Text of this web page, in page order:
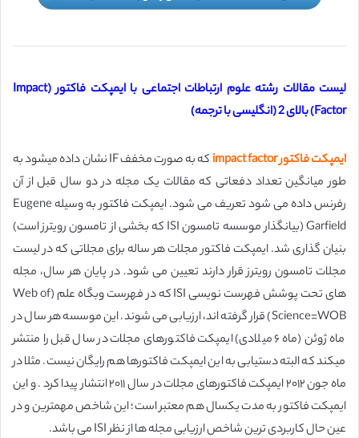
لیست مقالات رشته علوم ارتباطات اجتماعی با ایمپکت فاکتور (Impact
Factor) بالای 2 (انگلیسی با ترجمه)
ایمپکت فاکتور impact factor
که به صورت مخفف IF نشان داده میشود به
طور میانگین تعداد دفعاتی که مقالات یک مجله در دو سال قبل از آن
رفرنس داده می شود تعریف می شود. ایمپکت فاکتور به وسیله Eugene
Garfield (بیانگذار موسسه تامسون ISI که بخشی از تامسون رویترز است)
بنیان گذاری شد. ایمپکت فاکتور مجلات هر ساله برای مجلاتی که در لیست
مجلات تامسون رویترز قرار دارند تعیین می شود. در پایان هر سال، مجله
های تحت پوشش فهرست نویسی ISI که در فهرست وبگاه علم (Web of
Science=WOB) قرار گرفته اند، ارزیابی می شوند. این موسسه هر سال در
ماه ژوئن (ماه ۶ میلادی) ایمپکت فاکتورهای مجلات در سال قبل را منتشر
میکند که البته دستیابی به این ایمپکت فاکتورها هم رایگان نیست. مثلا در
ماه جون ۲۰۱۲ ایمپکت فاکتورهای مجلات در سال ۲۰۱۱ انتشار پیدا کرد . و این
ایمپکت فاکتور به مدت یکسال هم معتبر است؛ این شاخص مهمترین و در
عین حال کاربردی ترین شاخص ارزیابی مجله ها از نظر ISI می باشد.